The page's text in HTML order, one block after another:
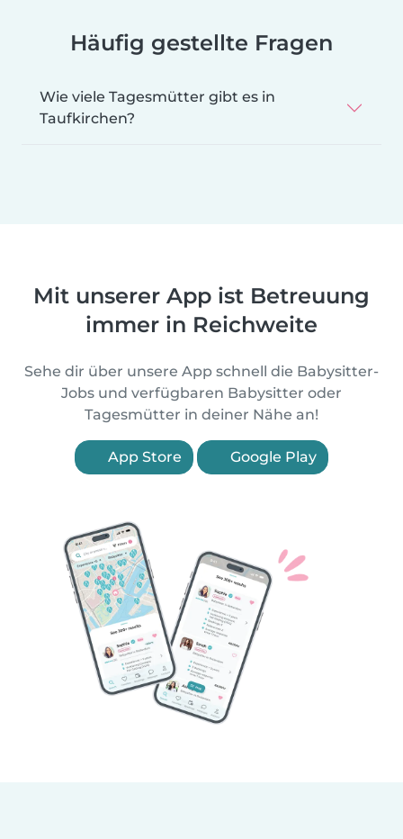
Häufig gestellte Fragen
Wie viele Tagesmütter gibt es in
Taufkirchen?
Mit unserer App ist Betreuung
immer in Reichweite
Sehe dir über unsere App schnell die Babysitter-
Jobs und verfügbaren Babysitter oder
Tagesmütter in deiner Nähe an!
App Store Google Play